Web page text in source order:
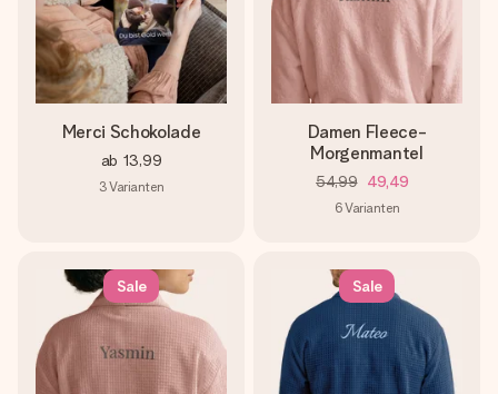
Merci Schokolade
ab 13,99
3Varianten
Damen Fleece-
Morgenmantel
54,99 49,49
6Varianten
Sale Sale